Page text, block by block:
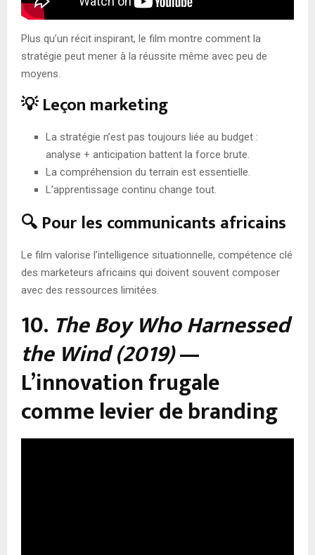
Plus qu’un récit inspirant, le film montre comment la
stratégie peut mener à la réussite même avec peu de
moyens.
💡 Leçon marketing
La stratégie n’est pas toujours liée au budget :
analyse + anticipation battent la force brute.
La compréhension du terrain est essentielle.
L’apprentissage continu change tout.
🔍 Pour les communicants africains
Le film valorise l’intelligence situationnelle, compétence clé
des marketeurs africains qui doivent souvent composer
avec des ressources limitées.
10. The Boy Who Harnessed
the Wind (2019)—
L’innovation frugale
comme levier de branding